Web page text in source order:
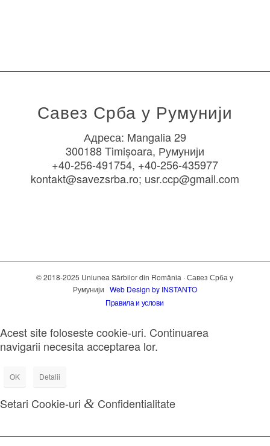
Савез Срба у Румунији
Адреса: Mangalia 29
300188 Timișoara, Румунији
+40-256-491754, +40-256-435977
kontakt@savezsrba.ro; usr.ccp@gmail.com
© 2018-2025 Uniunea Sârbilor din România · Савез Срба у
Румунији Web Design by INSTANTO
Правила и услови
Acest site foloseste cookie-uri. Continuarea
navigarii necesita acceptarea lor.
OK Detalii
Setari Cookie-uri & Confidentialitate